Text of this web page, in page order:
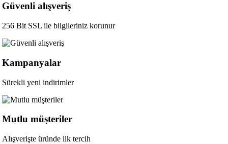
Güvenli alışveriş
256 Bit SSL ile bilgileriniz korunur
Kampanyalar
Sürekli yeni indirimler
Mutlu müşteriler
Alışverişte üründe ilk tercih